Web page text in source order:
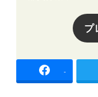
プ
-